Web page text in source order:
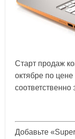
Старт продаж
октябре по
Добавьте